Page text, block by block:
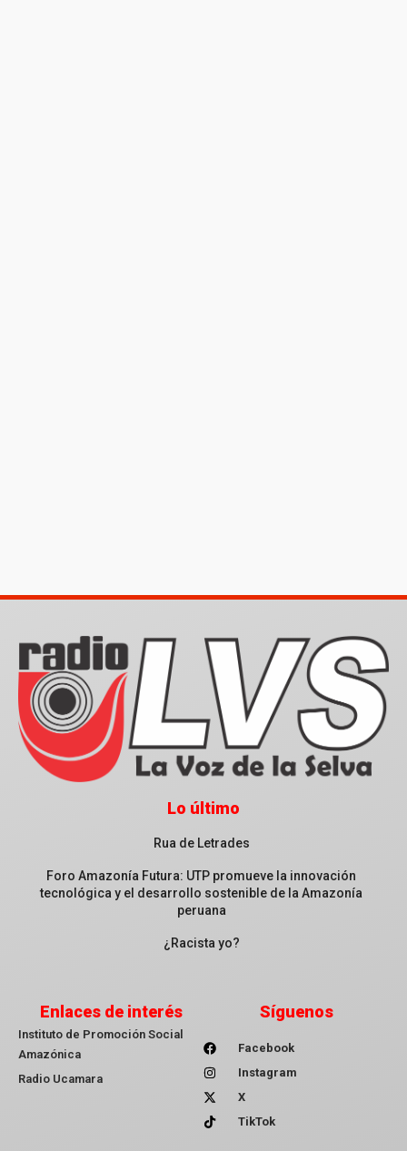
Lo último
Rua de Letrades
Foro Amazonía Futura: UTP promueve la innovación
tecnológica y el desarrollo sostenible de la Amazonía
peruana
¿Racista yo?
Enlaces de interés
Instituto de Promoción Social
Amazónica
Radio Ucamara
Síguenos
Facebook
Instagram
X
TikTok